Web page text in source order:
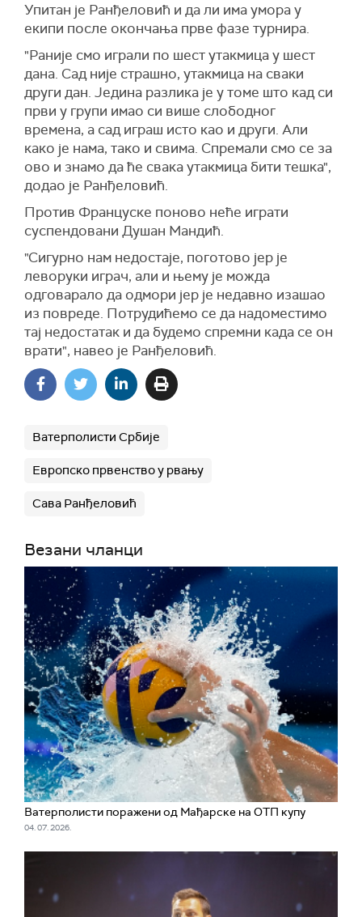
Упитан је Ранђеловић и да ли има умора у
екипи после окончања прве фазе турнира.
"Раније смо играли по шест утакмица у шест
дана. Сад није страшно, утакмица на сваки
други дан. Једина разлика је у томе што кад си
први у групи имао си више слободног
времена, а сад играш исто као и други. Али
како је нама, тако и свима. Спремали смо се за
ово и знамо да ће свака утакмица бити тешка",
додао је Ранђеловић.
Против Француске поново неће играти
суспендовани Душан Мандић.
"Сигурно нам недостаје, поготово јер је
леворуки играч, али и њему је можда
одговарало да одмори јер је недавно изашао
из повреде. Потрудићемо се да надоместимо
тај недостатак и да будемо спремни када се он
врати", навео је Ранђеловић.
Ватерполисти Србије
Европско првенство у рвању
Сава Ранђеловић
Везани чланци
Ватерполисти поражени од Мађарске на ОТП купу
04. 07. 2026.